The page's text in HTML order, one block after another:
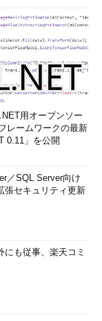
用オープンソー
レームワークの最新
0.11」を公開
／SQL Server向け
張セキュリティ更新
にも従事、楽天コミ